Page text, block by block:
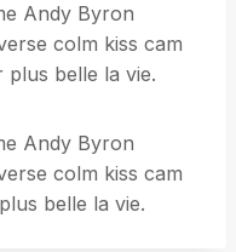
Andy Byron
colm kiss cam
belle la vie.
Andy Byron
colm kiss cam
belle la vie.